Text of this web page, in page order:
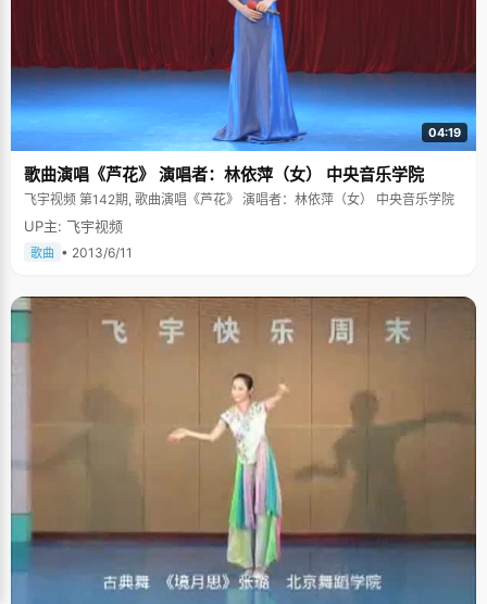
04:19
歌曲演唱《芦花》 演唱者：林依萍（女） 中央音乐学院
飞宇视频 第142期, 歌曲演唱《芦花》 演唱者：林依萍（女） 中央音乐学院
UP主: 飞宇视频
歌曲 • 2013/6/11